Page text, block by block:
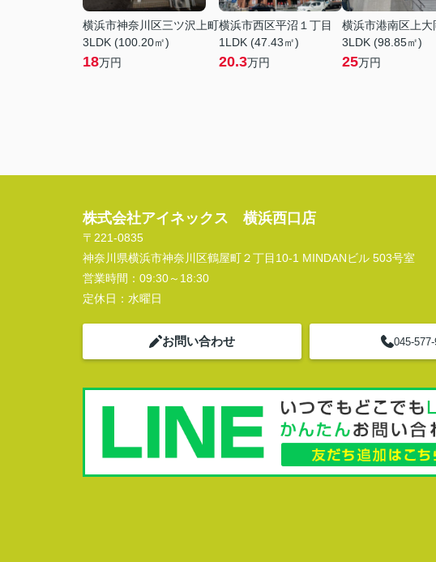
横浜市神奈川区三ツ沢上町
3LDK (100.20㎡)
18万円
横浜市西区平沼１丁目
1LDK (47.43㎡)
20.3万円
横浜市港南区上大
3LDK (98.85㎡)
25万円
株式会社アイネックス 横浜西口店
〒221-0835
神奈川県横浜市神奈川区鶴屋町２丁目10-1 MINDANビル 503号室
営業時間： 09:30～18:30
定休日： 水曜日
お問い合わせ 045-